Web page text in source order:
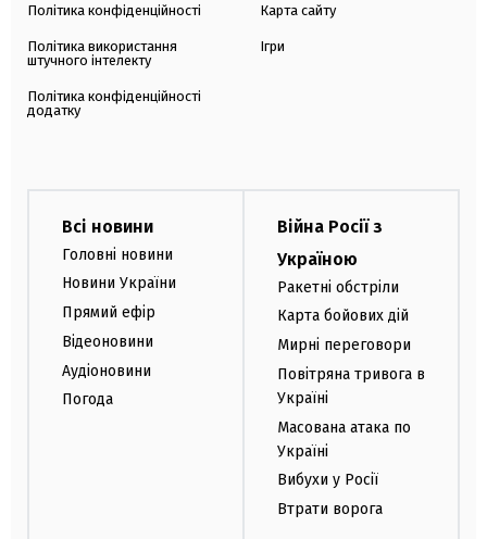
Політика конфіденційності
Політика використання
штучного інтелекту
Політика конфіденційності
додатку
Карта сайту
Ігри
Всі новини
Головні новини
Новини України
Прямий ефір
Відеоновини
Аудіоновини
Погода
Війна Росії з
Україною
Ракетні обстріли
Карта бойових дій
Мирні переговори
Повітряна тривога в
Україні
Масована атака по
Україні
Вибухи у Росії
Втрати ворога